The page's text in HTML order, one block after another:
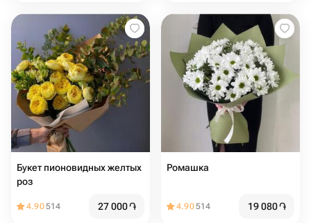
Букет пионовидных желтых
роз
4.90514 27 000֏
Ромашка
4.90514 19 080֏